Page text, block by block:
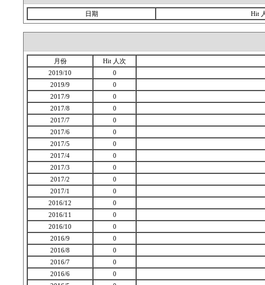
日期 Hit
月份
Hit 人次
2019/10
0
2019/9
0
2017/9
0
2017/8
0
2017/7
0
2017/6
0
2017/5
0
2017/4
0
2017/3
0
2017/2
0
2017/1
0
2016/12
0
2016/11
0
2016/10
0
2016/9
0
2016/8
0
2016/7
0
2016/6
0